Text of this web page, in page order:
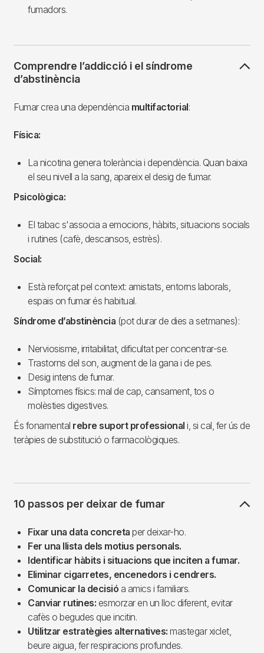
fumadors.
Comprendre l’addicció i el síndrome
d’abstinència
Fumar crea una dependència multifactorial:
Física:
La nicotina genera tolerància i dependència. Quan baixa
el seu nivell a la sang, apareix el desig de fumar.
Psicològica:
El tabac s'associa a emocions, hàbits, situacions socials
i rutines (cafè, descansos, estrès).
Social:
Està reforçat pel context: amistats, entorns laborals,
espais on fumar és habitual.
Síndrome d’abstinència (pot durar de dies a setmanes):
Nerviosisme, irritabilitat, dificultat per concentrar-se.
Trastorns del son, augment de la gana i de pes.
Desig intens de fumar.
Símptomes físics: mal de cap, cansament, tos o
molèsties digestives.
És fonamental rebre suport professional i, si cal, fer ús de
teràpies de substitució o farmacològiques.
10 passos per deixar de fumar
Fixar una data concreta per deixar-ho.
Fer una llista dels motius personals.
Identificar hàbits i situacions que inciten a fumar.
Eliminar cigarretes, encenedors i cendrers.
Comunicar la decisió a amics i familiars.
Canviar rutines: esmorzar en un lloc diferent, evitar
cafès o begudes que incitin.
Utilitzar estratègies alternatives: mastegar xiclet,
beure aigua, fer respiracions profundes.